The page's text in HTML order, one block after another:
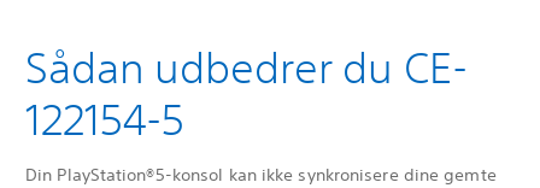
Sådan udbedrer du CE-
122154-5
Din PlayStation®5-konsol kan ikke synkronisere dine gemte